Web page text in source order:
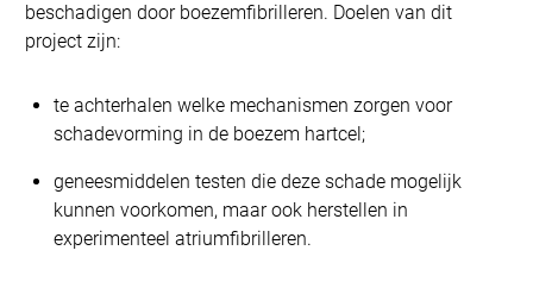
beschadigen door boezemfibrilleren. Doelen van dit
project zijn:
te achterhalen welke mechanismen zorgen voor
schadevorming in de boezem hartcel;
geneesmiddelen testen die deze schade mogelijk
kunnen voorkomen, maar ook herstellen in
experimenteel atriumfibrilleren.